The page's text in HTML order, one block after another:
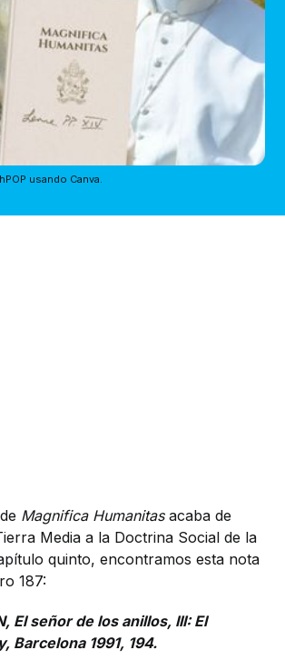
usando Canva.
Magnifica Humanitasacaba de
Media a la Doctrina Social de la
quinto, encontramos esta nota
187:
El señor de los anillos, III: El
Barcelona 1991, 194.